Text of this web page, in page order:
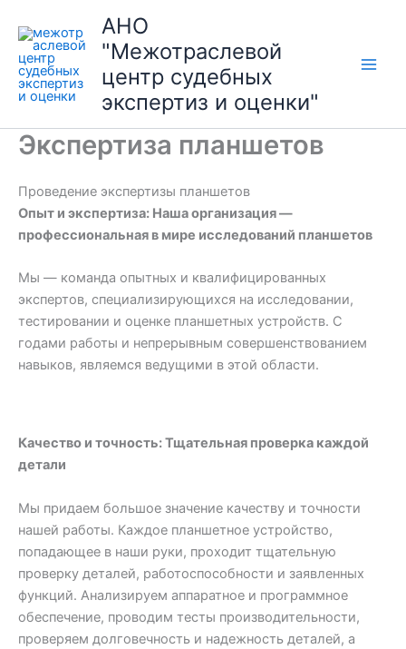
содержимому
АНО
"Межотраслевой
центр судебных
экспертиз и оценки"
Экспертиза планшетов
Проведение экспертизы планшетов
Опыт и экспертиза: Наша организация —
профессиональная в мире исследований планшетов
Мы — команда опытных и квалифицированных
экспертов, специализирующихся на исследовании,
тестировании и оценке планшетных устройств. С
годами работы и непрерывным совершенствованием
навыков, являемся ведущими в этой области.
Качество и точность: Тщательная проверка каждой
детали
Мы придаем большое значение качеству и точности
нашей работы. Каждое планшетное устройство,
попадающее в наши руки, проходит тщательную
проверку деталей, работоспособности и заявленных
функций. Анализируем аппаратное и программное
обеспечение, проводим тесты производительности,
проверяем долговечность и надежность деталей, а